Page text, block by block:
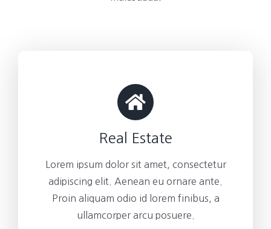
Real Estate
Lorem ipsum dolor sit amet, consectetur
adipiscing elit. Aenean eu ornare ante.
Proin aliquam odio id lorem finibus, a
ullamcorper arcu posuere.